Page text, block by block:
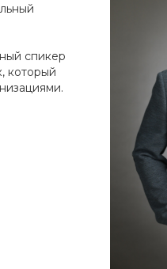
спикер
который